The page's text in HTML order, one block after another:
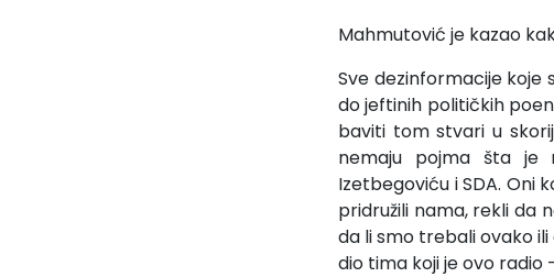
Mahmutović je kazao
Sve dezinformacije koje
do jeftinih političkih
baviti tom stvari u
nemaju pojma šta je
Izetbegoviću i SDA. Oni
pridružili nama, rekli da
da li smo trebali ovako
dio tima koji je ovo radio